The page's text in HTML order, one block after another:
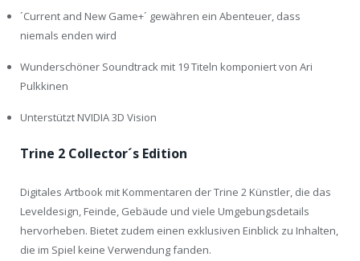
´Current and New Game+´ gewähren ein Abenteuer, dass
niemals enden wird
Wunderschöner Soundtrack mit 19 Titeln komponiert von Ari
Pulkkinen
Unterstützt NVIDIA 3D Vision
Trine 2 Collector´s Edition
Digitales Artbook mit Kommentaren der Trine 2 Künstler, die das
Leveldesign, Feinde, Gebäude und viele Umgebungsdetails
hervorheben. Bietet zudem einen exklusiven Einblick zu Inhalten,
die im Spiel keine Verwendung fanden.